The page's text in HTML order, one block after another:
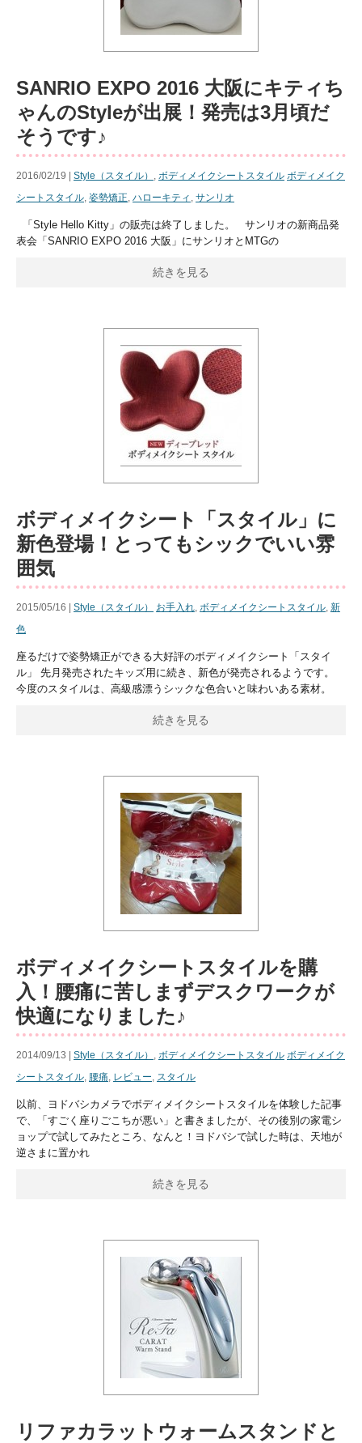
SANRIO EXPO 2016 大阪にキティち
ゃんのStyleが出展！発売は3月頃だ
そうです♪
2016/02/19 | Style（スタイル） , ボディメイクシートスタイル ボディメイク
シートスタイル, 姿勢矯正, ハローキティ , サンリオ
「Style Hello Kitty」の販売は終了しました。 サンリオの新商品発
表会「SANRIO EXPO 2016 大阪」にサンリオとMTGの
続きを見る
ボディメイクシート「スタイル」に
新色登場！とってもシックでいい雰
囲気
2015/05/16 | Style（スタイル） お手入れ, ボディメイクシートスタイル, 新
色
座るだけで姿勢矯正ができる大好評のボディメイクシート「スタイ
ル」 先月発売されたキッズ用に続き、新色が発売されるようです。
今度のスタイルは、高級感漂うシックな色合いと味わいある素材。
続きを見る
ボディメイクシートスタイルを購
入！腰痛に苦しまずデスクワークが
快適になりました♪
2014/09/13 | Style（スタイル） , ボディメイクシートスタイル ボディメイク
シートスタイル, 腰痛, レビュー, スタイル
以前、ヨドバシカメラでボディメイクシートスタイルを体験した記事
で、「すごく座りごこちが悪い」と書きましたが、その後別の家電シ
ョップで試してみたところ、なんと！ヨドバシで試した時は、天地が
逆さまに置かれ
続きを見る
リファカラットウォームスタンドと